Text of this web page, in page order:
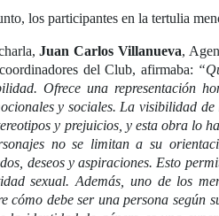
los participantes en la tertulia
Juan Carlos Villanueva,
del Club, afirmaba:
Ofrece una representación
y sociales. La visibilidad
y prejuicios, y esta obra lo
no se limitan a su
deseos y aspiraciones. Esto
sexual. Además, uno de los
cómo debe ser una persona según